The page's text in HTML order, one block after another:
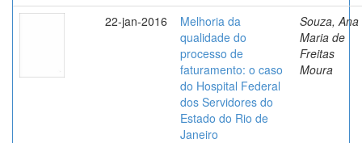
22-jan-2016
Melhoria da
qualidade do
processo de
faturamento: o caso
do Hospital Federal
dos Servidores do
Estado do Rio de
Janeiro
Souza, Ana
Maria de
Freitas
Moura